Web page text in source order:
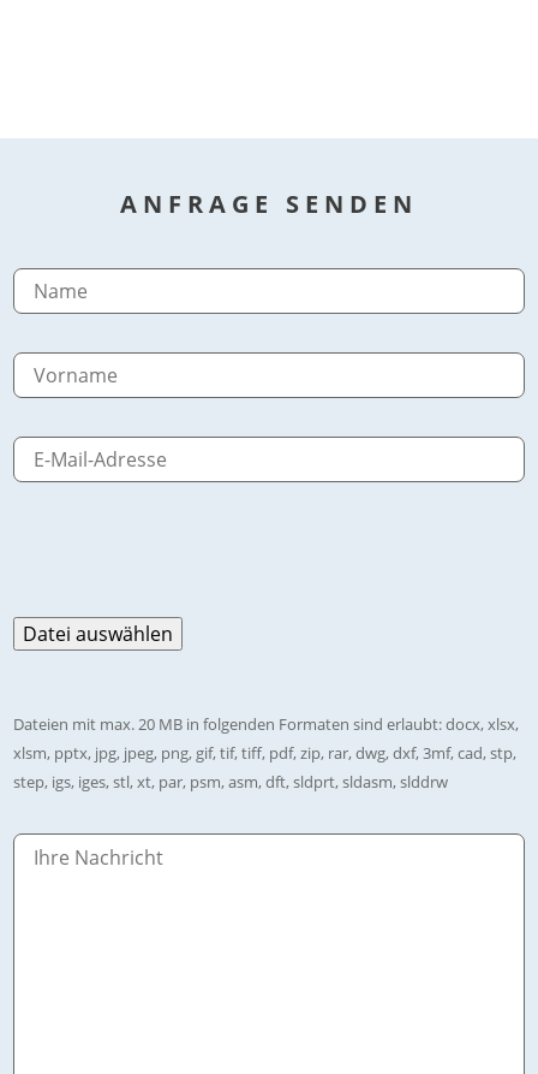
ANFRAGE SENDEN
Dateien mit max. 20 MB in folgenden Formaten sind erlaubt: docx, xlsx,
xlsm, pptx, jpg, jpeg, png, gif, tif, tiff, pdf, zip, rar, dwg, dxf, 3mf, cad, stp,
step, igs, iges, stl, xt, par, psm, asm, dft, sldprt, sldasm, slddrw